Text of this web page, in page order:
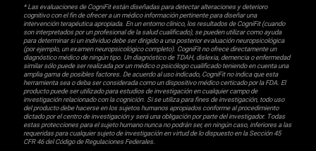
* Las evaluaciones de CogniFit están diseñadas para detectar alteraciones y deterioro
cognitivo con el fin de ofrecer a un médico información pertinente para diseñar una
intervención terapéutica apropiada. En un entorno clínico, los resultados de CogniFit (cuando
son interpretados por un profesional de la salud cualificado), se pueden utilizar como ayuda
para determinar si un individuo debe ser dirigido a una posterior evaluación neuropsicológica
(por ejemplo, un examen neuropsicológico completo). CogniFit no ofrece directamente un
diagnóstico médico de ningún tipo. Un diagnóstico de TDAH, dislexia, demencia o enfermedad
similar sólo puede ser realizada por un médico o psicólogo cualificado teniendo en cuenta una
amplia gama de posibles factores. De acuerdo al uso indicado, CogniFit no indica que esta
herramienta sea o deba ser considerada como un dispositivo médico certicado por la FDA. El
producto puede ser utilizado para estudios de investigación en cualquier campo de
investigación relacionado con la cognición. Si se utiliza para fines de investigación, todo uso
del producto debe hacerse en los sujetos humanos apropiados conforme al procedimiento
dictado por el centro de investigación y será una obligación por parte del investigador. Todas
estas protecciones para el sujeto humano nunca no podrán ser, en ningún caso, inferiores a las
requeridas para cualquier sujeto de investigación en virtud de lo dispuesto en la Sección 45
CFR 46 del Código de Regulaciones Federales.